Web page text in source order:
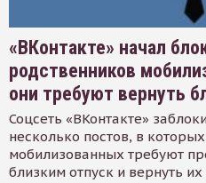
«ВКонтакте» начал
родственников
они требуют вернуть
Соцсеть «ВКонтакте»
несколько постов, в
мобилизованных требуют
близким отпуск и вернуть